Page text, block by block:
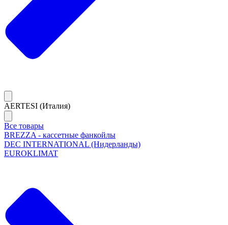
AERTESI (Италия)
Все товары
BREZZA - кассетные фанкойлы
DEC INTERNATIONAL (Нидерланды)
EUROKLIMAT